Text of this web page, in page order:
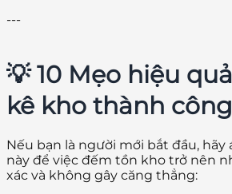
---
💡 10 Mẹo hiệu
kê kho thành công
Nếu bạn là người mới bắt đầu, hãy
này để việc đếm tồn kho trở nên
xác và không gây căng thẳng: